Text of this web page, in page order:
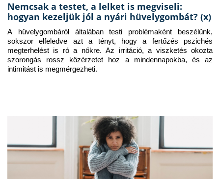
Nemcsak a testet, a lelket is megviseli:
hogyan kezeljük jól a nyári hüvelygombát? (x)
A hüvelygombáról általában testi problémaként beszélünk,
sokszor elfeledve azt a tényt, hogy a fertőzés pszichés
megterhelést is ró a nőkre. Az irritáció, a viszketés okozta
szorongás rossz közérzetet hoz a mindennapokba, és az
intimitást is megmérgezheti.